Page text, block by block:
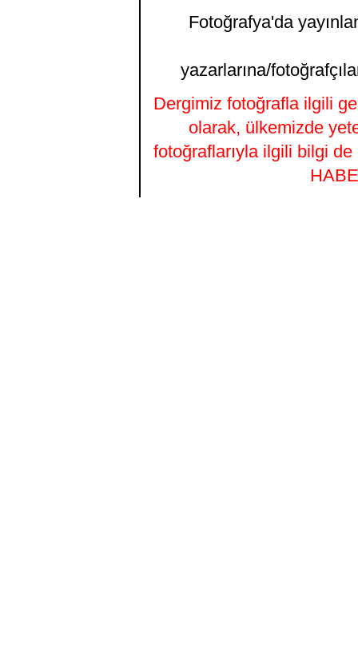
Fotoğrafya'da
yazarlarına/
Dergimiz fotoğrafla ilgili
olarak, ülkemizde
fotoğraflarıyla ilgili bilgi